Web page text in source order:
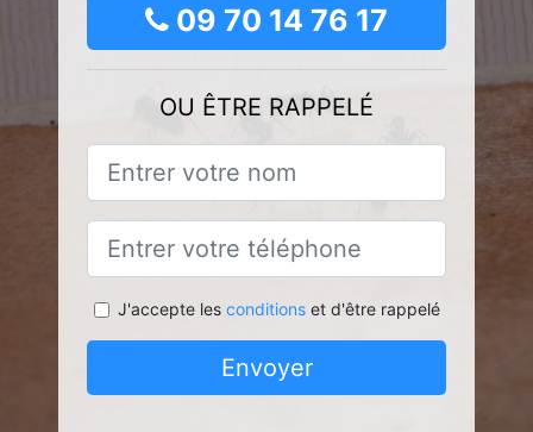
09 70 14 76 17
OU ÊTRE RAPPELÉ
J'accepte les conditionset d'être rappelé
Envoyer